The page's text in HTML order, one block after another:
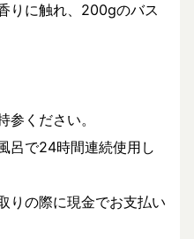
りに触れ、200gのバス
参ください。
呂で24時間連続使用し
りの際に現金でお支払い